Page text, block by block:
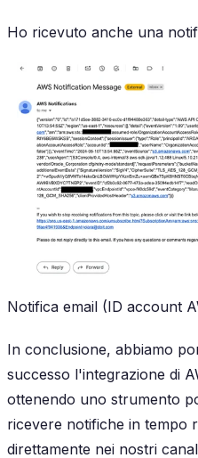
Ho ricevuto anche una
Notifica email (ID account
In conclusione, abbiamo
successo l'integrazione di
ottenendo uno strumento
ricevere notifiche in tempo
direttamente nei nostri